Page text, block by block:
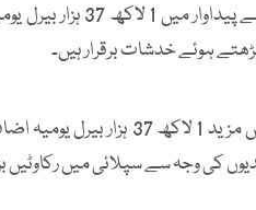
اوپیک اور اس کے اتحادی
ہوئے خدشات برقرار ہیں۔
اے این زیڈ کے تجزیہ کاروں نے کہاکہ
کی وجہ سے سپلائی میں رکاوٹیں